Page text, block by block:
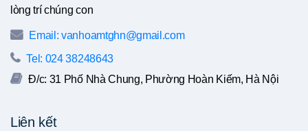
lòng trí chúng con
Email: vanhoamtghn@gmail.com
Tel: 024 38248643
Đ/c: 31 Phố Nhà Chung, Phường Hoàn Kiếm, Hà Nội
Liên kết